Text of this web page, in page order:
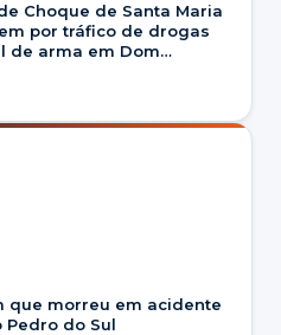
Choque de Santa Maria
por tráfico de drogas
de arma em Dom
que morreu em acidente
Pedro do Sul